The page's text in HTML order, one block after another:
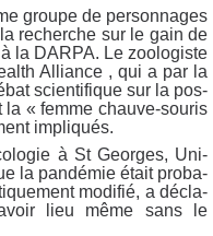
groupe de per­son­nages
recherche sur le gain de
la DARPA. Le zoo­lo­giste
Alliance , qui a par la
scien­ti­fique sur la pos­
la « femme chauve-sou­ris
impliqués.
à St Georges, Uni­
la pan­dé­mie était pro­ba­
modi­fié, a décla­
lieu même sans le